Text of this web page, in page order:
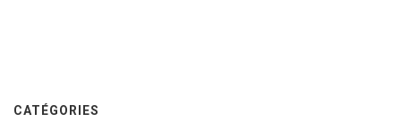
CATÉGORIES